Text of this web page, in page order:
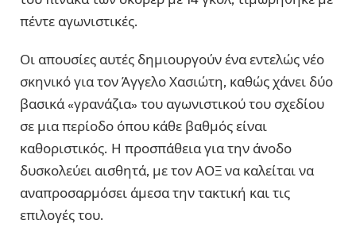
πέντε αγωνιστικές.
Οι απουσίες αυτές δημιουργούν ένα εντελώς νέο
σκηνικό για τον Άγγελο Χασιώτη, καθώς χάνει δύο
βασικά «γρανάζια» του αγωνιστικού του σχεδίου
σε μια περίοδο όπου κάθε βαθμός είναι
καθοριστικός. Η προσπάθεια για την άνοδο
δυσκολεύει αισθητά, με τον ΑΟΞ να καλείται να
αναπροσαρμόσει άμεσα την τακτική και τις
επιλογές του.